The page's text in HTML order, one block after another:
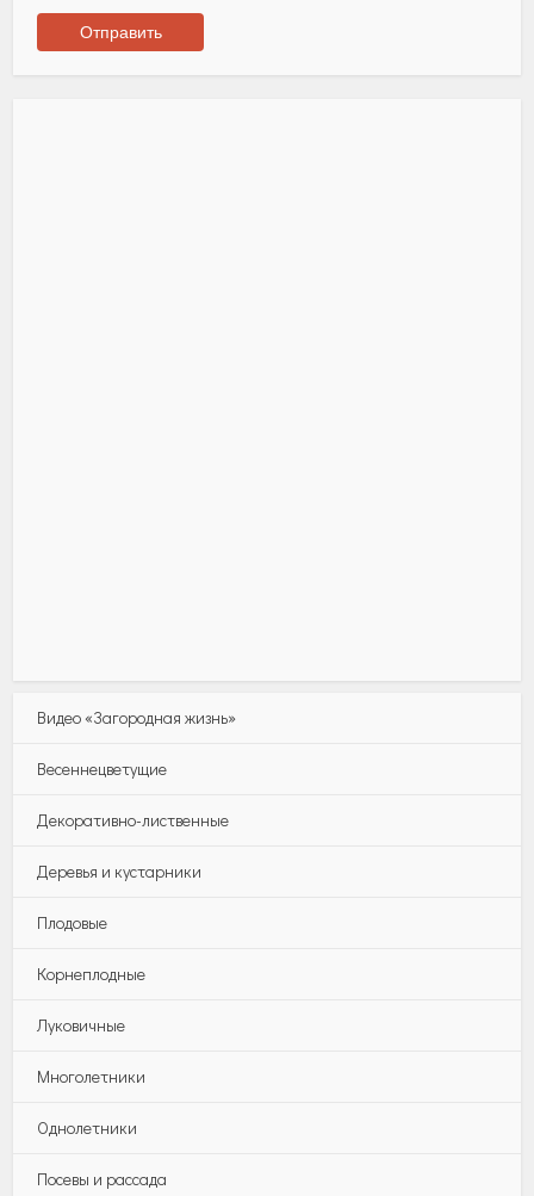
Видео «Загородная жизнь»
Весеннецветущие
Декоративно-лиственные
Деревья и кустарники
Плодовые
Корнеплодные
Луковичные
Многолетники
Однолетники
Посевы и рассада